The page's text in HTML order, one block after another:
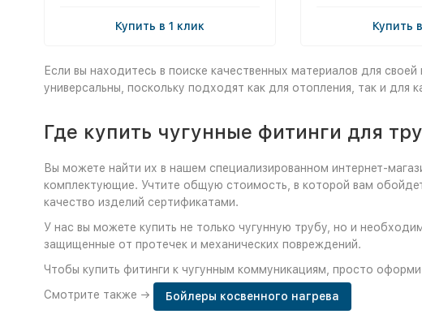
Купить в 1 клик Купить
Если вы находитесь в поиске качественных материалов для
универсальны, поскольку подходят как для отопления, так и для
Где купить чугунные фитинги для
Вы можете найти их в нашем специализированном интернет-
комплектующие. Учтите общую стоимость, в которой вам
качество изделий сертификатами.
У нас вы можете купить не только чугунную трубу, но и
защищенные от протечек и механических повреждений.
Чтобы купить фитинги к чугунным коммуникациям, просто
Смотрите также →
Бойлеры косвенного нагрева